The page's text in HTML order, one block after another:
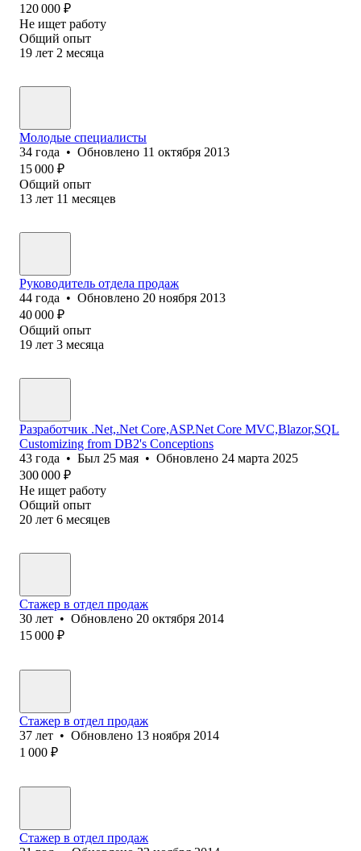
120 000 ₽
Не ищет работу
Общий опыт
19 лет 2 месяца
Молодые специалисты
34 года • Обновлено 11 октября 2013
15 000 ₽
Общий опыт
13 лет 11 месяцев
Руководитель отдела продаж
44 года • Обновлено 20 ноября 2013
40 000 ₽
Общий опыт
19 лет 3 месяца
Разработчик .Net,.Net Core,ASP.Net Core MVC,Blazor,SQL
Customizing from DB2's Conceptions
43 года • Был 25 мая • Обновлено 24 марта 2025
300 000 ₽
Не ищет работу
Общий опыт
20 лет 6 месяцев
Стажер в отдел продаж
30 лет • Обновлено 20 октября 2014
15 000 ₽
Стажер в отдел продаж
37 лет • Обновлено 13 ноября 2014
1 000 ₽
Стажер в отдел продаж